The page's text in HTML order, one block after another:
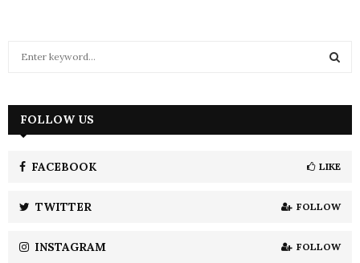
h
H
FOLLOW US
FACEBOOK LIKE
TWITTER FOLLOW
INSTAGRAM FOLLOW